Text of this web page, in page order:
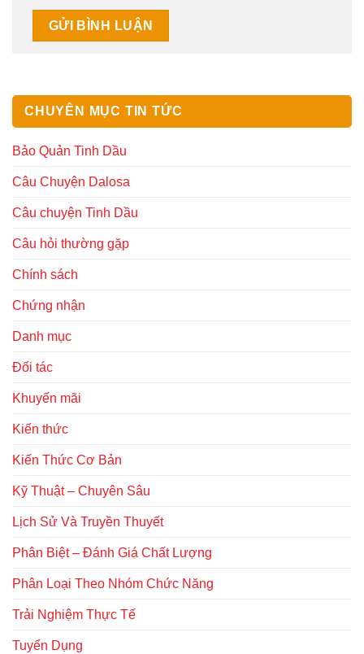
CHUYÊN MỤC TIN TỨC
Bảo Quản Tinh Dầu
Câu Chuyện Dalosa
Câu chuyện Tinh Dầu
Câu hỏi thường gặp
Chính sách
Chứng nhận
Danh mục
Đối tác
Khuyến mãi
Kiến thức
Kiến Thức Cơ Bản
Kỹ Thuật – Chuyên Sâu
Lịch Sử Và Truyền Thuyết
Phân Biệt – Đánh Giá Chất Lượng
Phân Loại Theo Nhóm Chức Năng
Trải Nghiệm Thực Tế
Tuyển Dụng